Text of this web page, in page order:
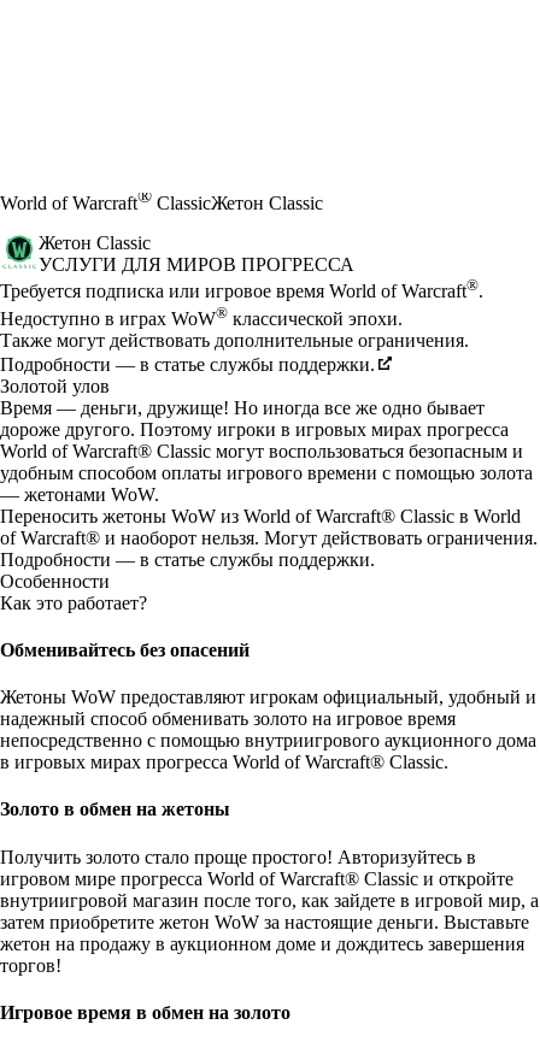
World of Warcraft® ClassicЖетон Classic
Жетон Classic
УСЛУГИ ДЛЯ МИРОВ ПРОГРЕССА
Цена
Available actions
Требуется подписка или игровое время World of Warcraft®.
Недоступно в играх WoW® классической эпохи.
Также могут действовать дополнительные ограничения.
Подробности — в статье службы поддержки.
Золотой улов
Время — деньги, дружище! Но иногда все же одно бывает
дороже другого. Поэтому игроки в игровых мирах прогресса
World of Warcraft® Classic могут воспользоваться безопасным и
удобным способом оплаты игрового времени с помощью золота
— жетонами WoW.
Переносить жетоны WoW из World of Warcraft® Classic в World
of Warcraft® и наоборот нельзя. Могут действовать ограничения.
Подробности — в статье службы поддержки.
Особенности
Как это работает?
Обменивайтесь без опасений
Жетоны WoW предоставляют игрокам официальный, удобный и
надежный способ обменивать золото на игровое время
непосредственно с помощью внутриигрового аукционного дома
в игровых мирах прогресса World of Warcraft® Classic.
Золото в обмен на жетоны
Получить золото стало проще простого! Авторизуйтесь в
игровом мире прогресса World of Warcraft® Classic и откройте
внутриигровой магазин после того, как зайдете в игровой мир, а
затем приобретите жетон WoW за настоящие деньги. Выставьте
жетон на продажу в аукционном доме и дождитесь завершения
торгов!
Игровое время в обмен на золото